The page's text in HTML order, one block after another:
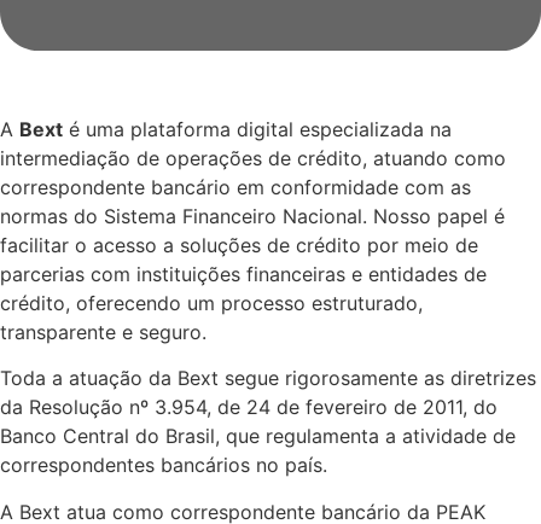
A Bext é uma plataforma digital especializada na
intermediação de operações de crédito, atuando como
correspondente bancário em conformidade com as
normas do Sistema Financeiro Nacional. Nosso papel é
facilitar o acesso a soluções de crédito por meio de
parcerias com instituições financeiras e entidades de
crédito, oferecendo um processo estruturado,
transparente e seguro.
Toda a atuação da Bext segue rigorosamente as diretrizes
da Resolução nº 3.954, de 24 de fevereiro de 2011, do
Banco Central do Brasil, que regulamenta a atividade de
correspondentes bancários no país.
A Bext atua como correspondente bancário da PEAK